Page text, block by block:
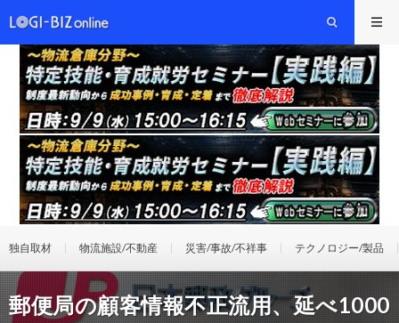
独自取材 物流施設/不動産 災害/事故/不祥事 テクノロジー/製品
郵便局の顧客情報不正流用、延べ1000